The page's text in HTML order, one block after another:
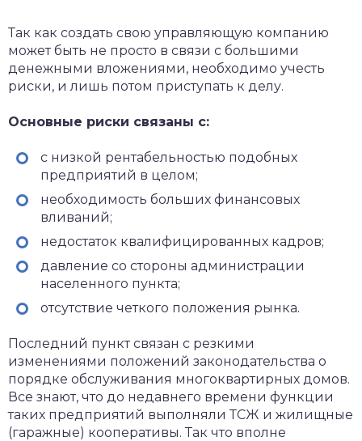
Так как создать свою управляющую компанию
может быть не просто в связи с большими
денежными вложениями, необходимо учесть
риски, и лишь потом приступать к делу.
Основные риски связаны с:
с низкой рентабельностью подобных
предприятий в целом;
необходимость больших финансовых
вливаний;
недостаток квалифицированных кадров;
давление со стороны администрации
населенного пункта;
отсутствие четкого положения рынка.
Последний пункт связан с резкими
изменениями положений законодательства о
порядке обслуживания многоквартирных домов.
Все знают, что до недавнего времени функции
таких предприятий выполняли ТСЖ и жилищные
(гаражные) кооперативы. Так что вполне